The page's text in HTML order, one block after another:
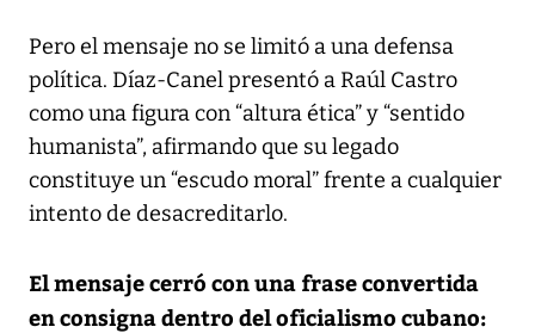
Pero el mensaje no se limitó a una defensa
política. Díaz-Canel presentó a Raúl Castro
como una figura con “altura ética” y “sentido
humanista”, afirmando que su legado
constituye un “escudo moral” frente a cualquier
intento de desacreditarlo.
El mensaje cerró con una frase convertida
en consigna dentro del oficialismo cubano: